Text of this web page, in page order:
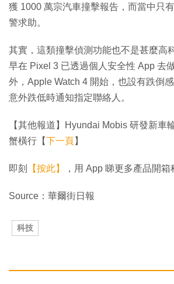
獲 1000 萬宗汽車撞擊報告，而當中只
警求助。
其實，這類撞擊偵測功能也不是甚麼高
早在 Pixel 3 已透過個人安全性 App 去
外，Apple Watch 4 開始，也設有跌倒
意外跌低時通知指定聯絡人。
【其他報道】Hyundai Mobis 研發新車
蟹橫行【下一頁】
即刻 【按此】 ，用 App 睇更多產品開箱
Source：華爾街日報
科技